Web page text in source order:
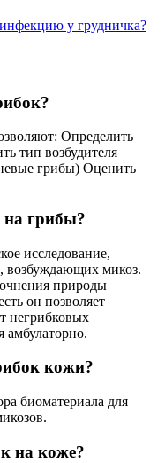
у грудничка?
Определить
тип возбудителя
грибы) Оценить
на грибы?
исследование,
возбуждающих микоз.
природы
он позволяет
негрибковых
кожи?
биоматериала для
на коже?